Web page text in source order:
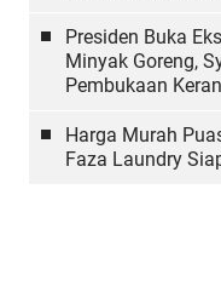
Presiden Buka
Minyak Goreng,
Pembukaan
Harga Murah
Faza Laundry